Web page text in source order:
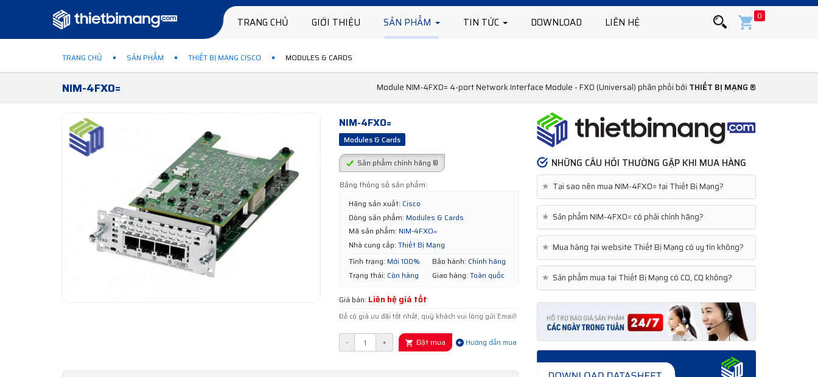
TRANG CHỦ GIỚI THIỆU SẢN PHẨM TIN TỨC DOWNLOAD LIÊN HỆ 0
TRANG CHỦ SẢN PHẨM THIẾT BỊ MẠNG CISCO MODULES & CARDS
NIM-4FXO= Module NIM-4FXO= 4-port Network Interface Module - FXO (Universal) phân phối bởi THIẾT BỊ MẠNG ®
NIM-4FXO=
Modules & Cards
Sản phẩm chính hãng ®
Bảng thông số sản phẩm:
Hãng sản xuất: Cisco
Dòng sản phẩm: Modules & Cards
Mã sản phẩm: NIM-4FXO=
Nhà cung cấp: Thiết Bị Mạng
Tình trạng: Mới 100% Bảo hành: Chính hãng
Trạng thái: Còn hàng Giao hàng: Toàn quốc
Giá bán: Liên hệ giá tốt
Để có giá ưu đãi tốt nhất, quý khách vui lòng gửi Email!
- + Đặt mua Hướng dẫn mua
NHỮNG CÂU HỎI THƯỜNG GẶP KHI MUA HÀNG
★ Tại sao nên mua NIM-4FXO= tại Thiết Bị Mạng?
★ Sản phẩm NIM-4FXO= có phải chính hãng?
★ Mua hàng tại website Thiết Bị Mạng có uy tín không?
★ Sản phẩm mua tại Thiết Bị Mạng có CO, CQ không?